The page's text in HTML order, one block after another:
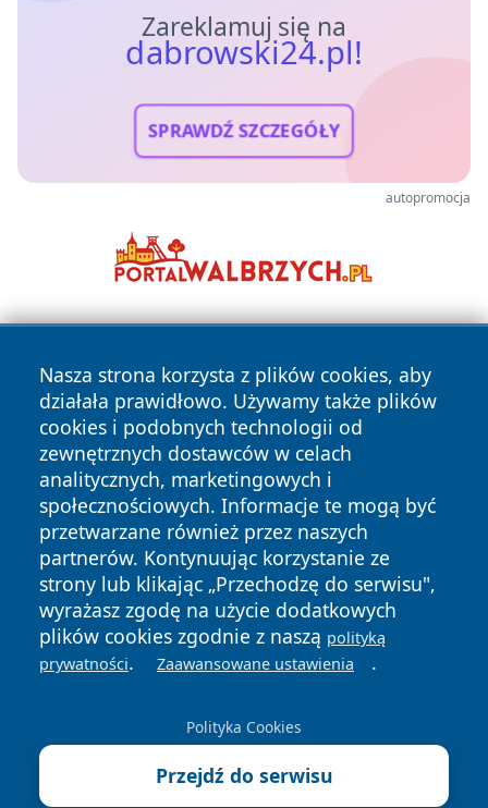
Zareklamuj się na
dabrowski24.pl!
SPRAWDŹ SZCZEGÓŁY
autopromocja
Nasza strona korzysta z plików cookies, aby
działała prawidłowo. Używamy także plików
cookies i podobnych technologii od
zewnętrznych dostawców w celach
analitycznych, marketingowych i
społecznościowych. Informacje te mogą być
przetwarzane również przez naszych
partnerów. Kontynuując korzystanie ze
strony lub klikając „Przechodzę do serwisu",
wyrażasz zgodę na użycie dodatkowych
plików cookies zgodnie z naszą polityką
prywatności. Zaawansowane ustawienia .
Polityka Cookies
Przejdź do serwisu
Copyright © 2026 dabrowski24.pl Wszystkie prawa
zastrzeżone.
News Autorzy
Polityka
Prywatności
Polityka
Cookies